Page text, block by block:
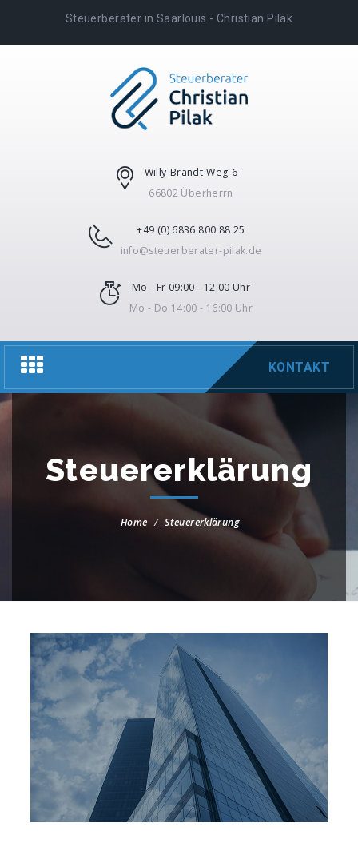
Steuerberater in Saarlouis - Christian Pilak
Willy-Brandt-Weg-6
66802 Überherrn
+49 (0) 6836 800 88 25
info@steuerberater-pilak.de
Mo - Fr 09:00 - 12:00 Uhr
Mo - Do 14:00 - 16:00 Uhr
Toggle
navigation
KONTAKT
Steuererklärung
Home Steuererklärung